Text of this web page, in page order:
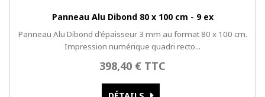
Panneau Alu Dibond 80 x 100 cm - 9 ex
Panneau Alu Dibond d'épaisseur 3 mm au format 80 x 100 cm.
Impression numérique quadri recto...
398,40 € TTC